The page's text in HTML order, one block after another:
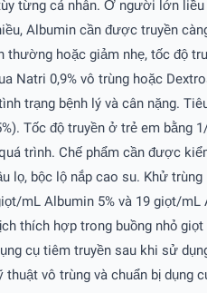
từng cá nhân. Ở người lớn
Albumin cần được truyền
hoặc giảm nhẹ, tốc độ
Natri 0,9% vô trùng hoặc
trạng bệnh lý và cân nặng.
Tốc độ truyền ở trẻ em
trình. Chế phẩm cần được
lọ, bộc lộ nắp cao su. Khử
mL Albumin 5% và 19 giọt/
thích hợp trong buồng nhỏ
cụ tiêm truyền sau khi sử
thuật vô trùng và chuẩn bị